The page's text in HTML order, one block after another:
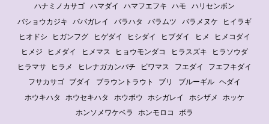
ハナミノカサゴ
ハマダイ ハマフエフキ ハモ
ハリセンボン
バショウカジキ
ババガレイ バラハタ バラムツ バラメヌケ
ヒイラギ
ヒオドシ
ヒガンフグ ヒゲダイ ヒシダイ ヒブダイ ヒメ
ヒメコダイ
ヒメジ
ヒメダイ ヒメマス ヒョウモンダコ ヒラスズキ
ヒラソウダ
ヒラマサ
ヒラメ ヒレナガカンパチ ビワマス フエダイ
フエフキダイ
フサカサゴ
ブダイ ブラウントラウト ブリ ブルーギル
ヘダイ
ホウキハタ
ホウセキハタ ホウボウ ホシガレイ ホシザメ
ホッケ
ホンソメワケベラ
ホンモロコ ボラ